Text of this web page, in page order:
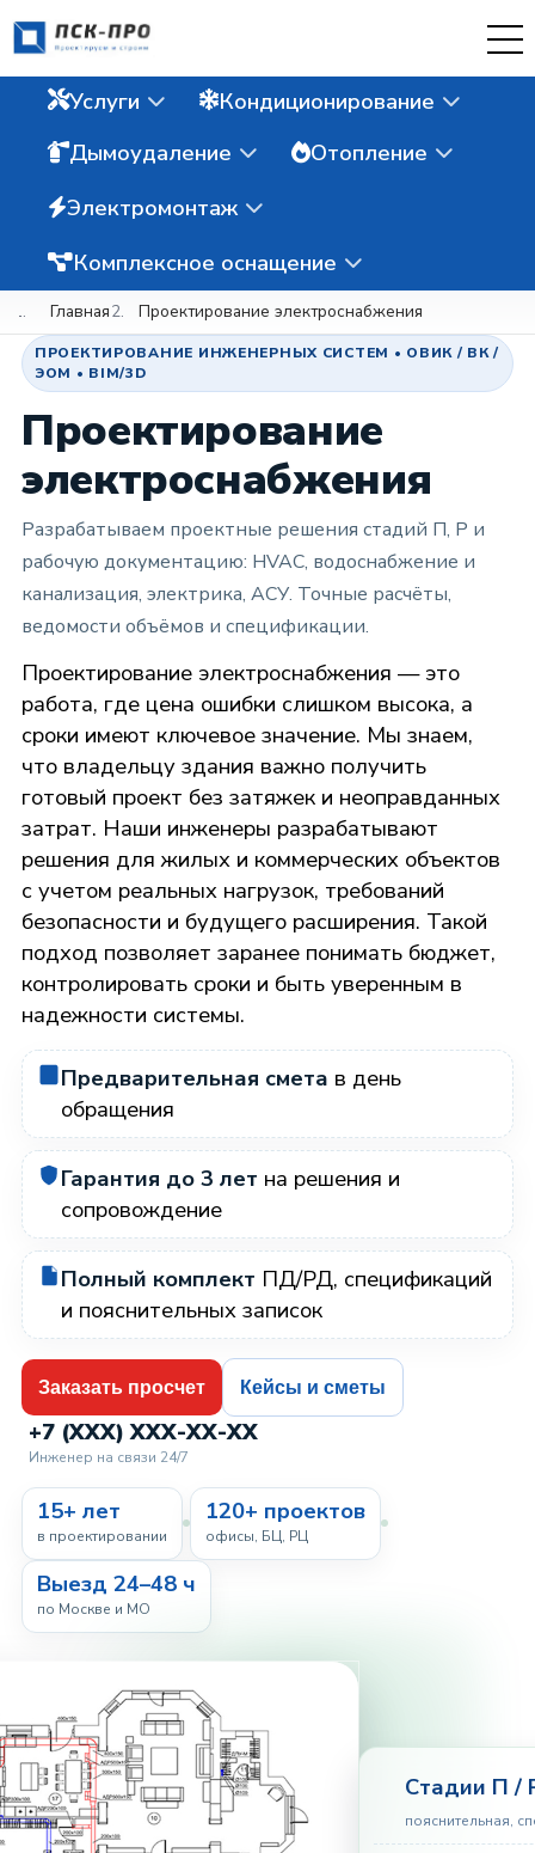
Услуги
Кондиционирование
Дымоудаление
Отопление
Электромонтаж
Комплексное оснащение
Главная Проектирование электроснабжения
ПРОЕКТИРОВАНИЕ ИНЖЕНЕРНЫХ СИСТЕМ • ОВИК / ВК /
ЭОМ • BIM/3D
Проектирование
электроснабжения
Разрабатываем проектные решения стадий П, Р и
рабочую документацию: HVAC, водоснабжение и
канализация, электрика, АСУ. Точные расчёты,
ведомости объёмов и спецификации.
Проектирование электроснабжения — это
работа, где цена ошибки слишком высока, а
сроки имеют ключевое значение. Мы знаем,
что владельцу здания важно получить
готовый проект без затяжек и неоправданных
затрат. Наши инженеры разрабатывают
решения для жилых и коммерческих объектов
с учетом реальных нагрузок, требований
безопасности и будущего расширения. Такой
подход позволяет заранее понимать бюджет,
контролировать сроки и быть уверенным в
надежности системы.
Предварительная смета в день
обращения
Гарантия до 3 лет на решения и
сопровождение
Полный комплект ПД/РД, спецификаций
и пояснительных записок
Заказать просчет Кейсы и сметы
+7 (XXX) XXX-XX-XX
Инженер на связи 24/7
15+ лет
в проектировании
120+ проектов
офисы, БЦ, РЦ
Выезд 24–48 ч
по Москве и МО
Стадии П /
пояснительная,